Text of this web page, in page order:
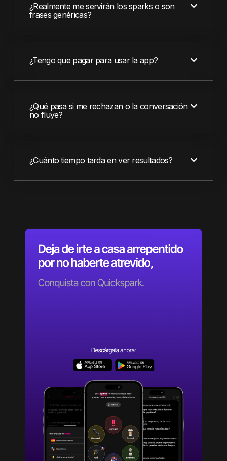
¿Realmente me servirán los sparks o son
frases genéricas?
¿Tengo que pagar para usar la app?
¿Qué pasa si me rechazan o la conversación
no fluye?
¿Cuánto tiempo tarda en ver resultados?